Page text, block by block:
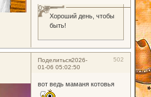
Хороший день, чтобы
быть!
0
Поделиться 502
2026-
01-06 05:02:50
вот ведь маманя котовья